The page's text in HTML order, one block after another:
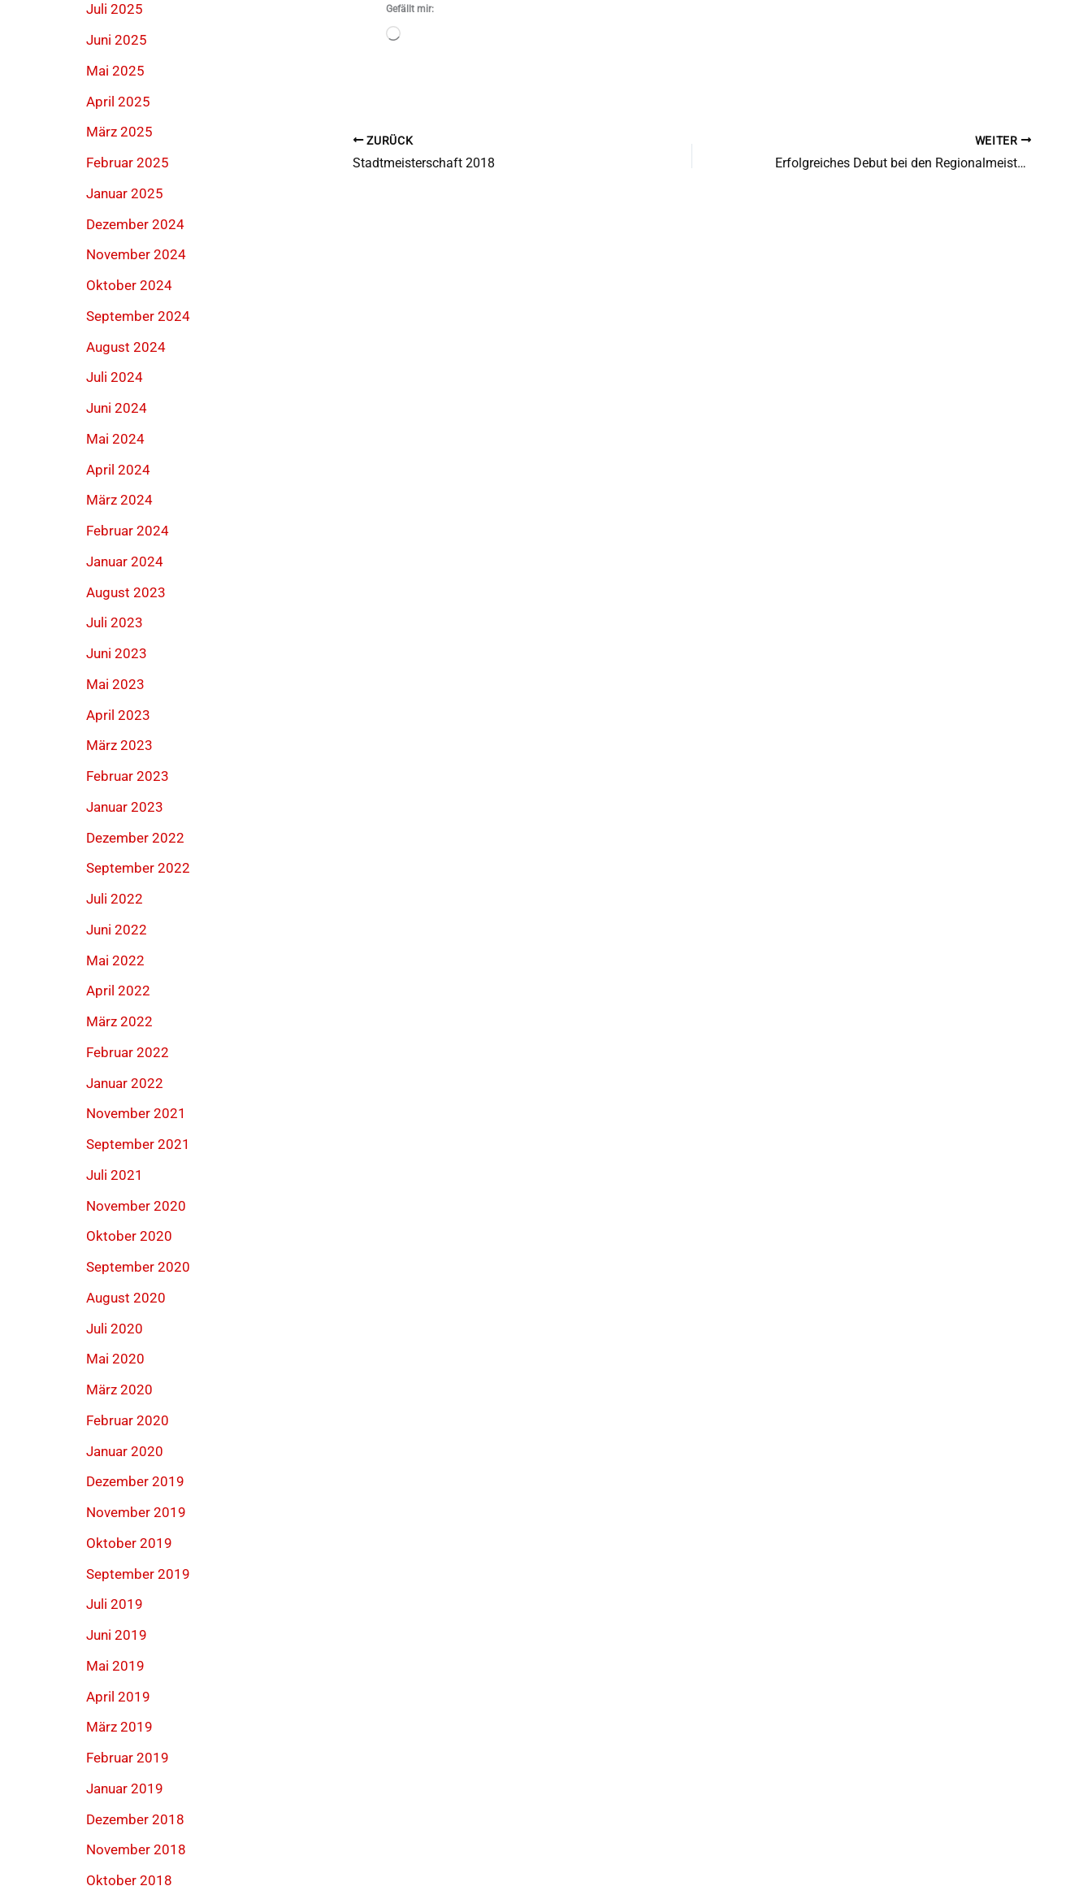
Juli 2025
Juni 2025
Mai 2025
April 2025
März 2025
Februar 2025
Januar 2025
Dezember 2024
November 2024
Oktober 2024
September 2024
August 2024
Juli 2024
Juni 2024
Mai 2024
April 2024
März 2024
Februar 2024
Januar 2024
August 2023
Juli 2023
Juni 2023
Mai 2023
April 2023
März 2023
Februar 2023
Januar 2023
Dezember 2022
September 2022
Juli 2022
Juni 2022
Mai 2022
April 2022
März 2022
Februar 2022
Januar 2022
November 2021
September 2021
Juli 2021
November 2020
Oktober 2020
September 2020
August 2020
Juli 2020
Mai 2020
März 2020
Februar 2020
Januar 2020
Dezember 2019
November 2019
Oktober 2019
September 2019
Juli 2019
Juni 2019
Mai 2019
April 2019
März 2019
Februar 2019
Januar 2019
Dezember 2018
November 2018
Oktober 2018
Gefällt mir:
Wird
ZURÜCK
Stadtmeisterschaft 2018
WEITER
Erfolgreiches Debut bei den Regionalmeisterschaften im Stabhochsprung